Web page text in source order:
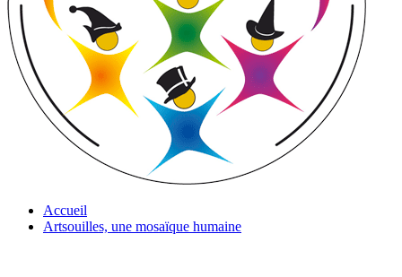
Accueil
Artsouilles, une mosaïque humaine